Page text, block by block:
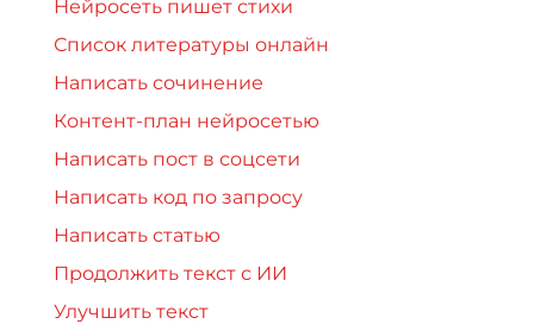
Нейросеть пишет стихи
Список литературы онлайн
Написать сочинение
Контент-план нейросетью
Написать пост в соцсети
Написать код по запросу
Написать статью
Продолжить текст с ИИ
Улучшить текст